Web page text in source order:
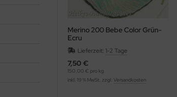
Merino 200 Bebe Color Grün-
Ecru
Lieferzeit: 1-2 Tage
7,50 €
150,00 € pro kg
inkl. 19 % MwSt. zzgl. Versandkosten